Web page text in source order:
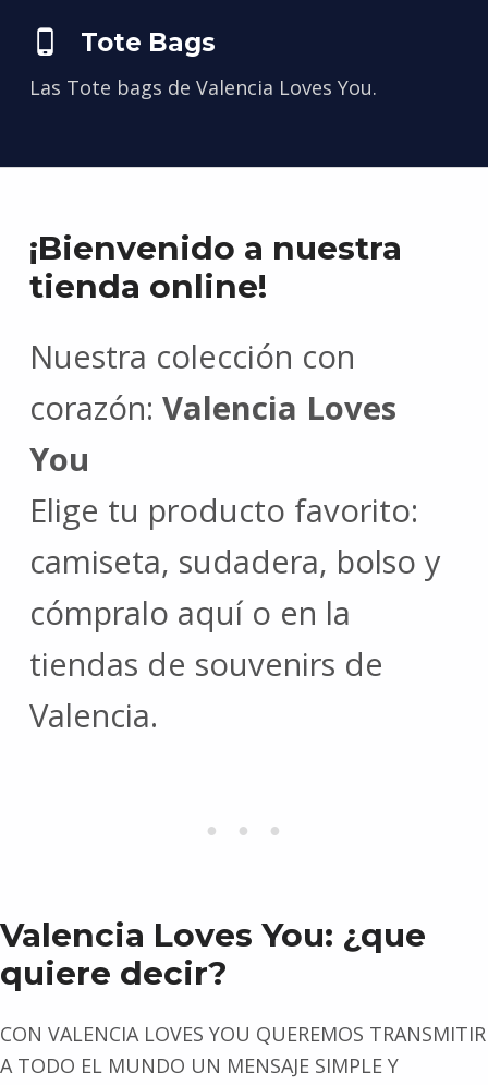
Tote Bags
Las Tote bags de Valencia Loves You.
¡Bienvenido a nuestra
tienda online!
Nuestra colección con
corazón: Valencia Loves
You
Elige tu producto favorito:
camiseta, sudadera, bolso y
cómpralo aquí o en la
tiendas de souvenirs de
Valencia.
Valencia Loves You: ¿que
quiere decir?
CON VALENCIA LOVES YOU QUEREMOS TRANSMITIR
A TODO EL MUNDO UN MENSAJE SIMPLE Y